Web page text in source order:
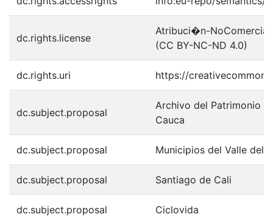
dc.rights.license
Atribuci�n-
(CC BY-NC-ND 4.0)
dc.rights.uri https://
dc.subject.proposal
Archivo del Patrimonio
Cauca
dc.subject.proposal Municipios del Valle del
dc.subject.proposal Santiago de Cali
dc.subject.proposal Ciclovida